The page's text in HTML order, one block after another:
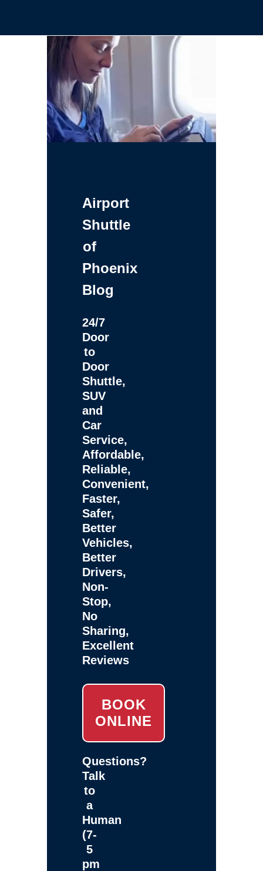
Airport
Shuttle
of
Phoenix
Blog
24/7
Door
to
Door
Shuttle,
SUV
and
Car
Service,
Affordable,
Reliable,
Convenient,
Faster,
Safer,
Better
Vehicles,
Better
Drivers,
Non-
Stop,
No
Sharing,
Excellent
Reviews
BOOK
ONLINE
Questions?
Talk
to
a
Human
(7-
5
pm